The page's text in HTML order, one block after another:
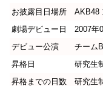
お披露目日場所
AKB48
劇場デビュー日
2007年
デビュー公演
チーム
昇格日
研究生
昇格までの日数
研究生